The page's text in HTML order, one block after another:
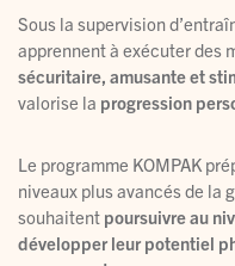
Sous la supervision
apprennent à exécuter des
sécuritaire, amusante et
valorise la progression
Le programme KOMPAK
niveaux plus avancés de la
souhaitent poursuivre au
développer leur potentiel